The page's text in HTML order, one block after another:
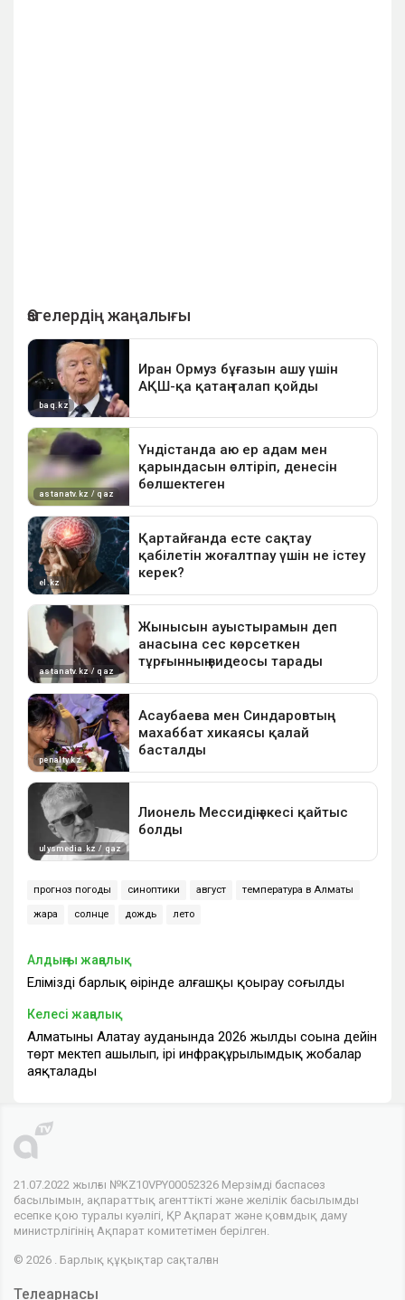
прогноз погоды синоптики август температура в Алматы
жара солнце дождь лето
Алдыңғы жаңалық
Еліміздің барлық өңірінде алғашқы қоңырау соғылды
Келесі жаңалық
Алматының Алатау ауданында 2026 жылдың соңына дейін
төрт мектеп ашылып, ірі инфрақұрылымдық жобалар
аяқталады
21.07.2022 жылғы №KZ10VPY00052326 Мерзімді баспасөз
басылымын, ақпараттық агенттікті және желілік басылымды
есепке қою туралы куәлігі, ҚР Ақпарат және қоғамдық даму
министрлігінің Ақпарат комитетімен берілген.
© 2026 . Барлық құқықтар сақталған
Телеарнасы